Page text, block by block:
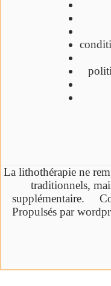
La lithothérapie ne
traditionnels,
supplémentaire.
Propulsés par